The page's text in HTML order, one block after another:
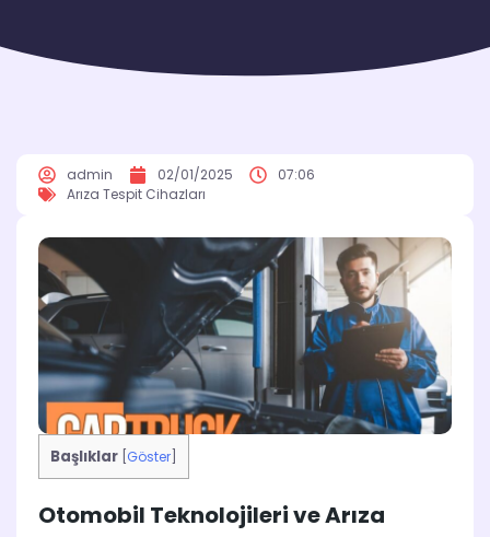
admin 02/01/2025
07:06
Arıza Tespit Cihazları
Başlıklar Göster
Otomobil Teknolojileri ve Arıza